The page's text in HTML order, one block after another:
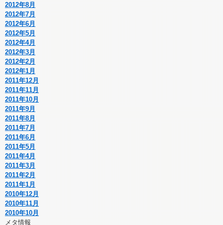
2012年8月
2012年7月
2012年6月
2012年5月
2012年4月
2012年3月
2012年2月
2012年1月
2011年12月
2011年11月
2011年10月
2011年9月
2011年8月
2011年7月
2011年6月
2011年5月
2011年4月
2011年3月
2011年2月
2011年1月
2010年12月
2010年11月
2010年10月
メタ情報